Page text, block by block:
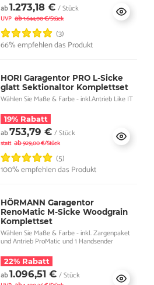
ab1.273,18 € / Stück
UVP ab1.644,00 €/Stück
(3)
66% empfehlen das Produkt
HORI Garagentor PRO L-Sicke
glatt Sektionaltor Komplettset
Wählen Sie Maße & Farbe - inkl.Antrieb Like IT
19% Rabatt
ab753,79 € / Stück
statt ab929,00 €/Stück
(5)
100% empfehlen das Produkt
HÖRMANN Garagentor
RenoMatic M-Sicke Woodgrain
Komplettset
Wählen Sie Maße & Farbe - inkl. Zargenpaket
und Antrieb ProMatic und 1 Handsender
22% Rabatt
ab1.096,51 € / Stück